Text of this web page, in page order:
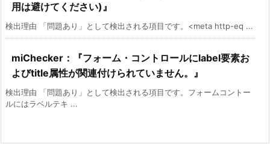
用は避けてください)』
検出理由 「問題あり」として検出される項目です。<meta http-eq ...
miChecker：『フォーム・コントロールにlabel要素お
よびtitle属性が関連付けられていません。』
検出理由 「問題あり」として検出される項目です。フォームコントー
ルにはラベルテキ ...